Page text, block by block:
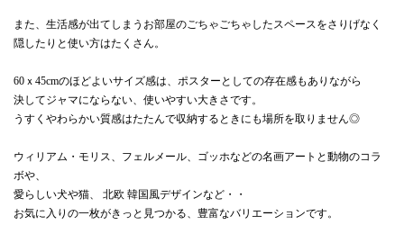
また、生活感が出てしまうお部屋のごちゃごちゃしたスペースをさりげなく
隠したりと使い方はたくさん。
60ｘ45cmのほどよいサイズ感は、ポスターとしての存在感もありながら
決してジャマにならない、使いやすい大きさです。
うすくやわらかい質感はたたんで収納するときにも場所を取りません◎
ウィリアム・モリス、フェルメール、ゴッホなどの名画アートと動物のコラ
ボや、
愛らしい犬や猫、 北欧 韓国風デザインなど・・
お気に入りの一枚がきっと見つかる、豊富なバリエーションです。